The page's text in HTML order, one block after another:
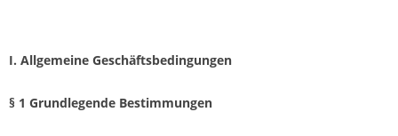
I. Allgemeine Geschäftsbedingungen
§ 1 Grundlegende Bestimmungen